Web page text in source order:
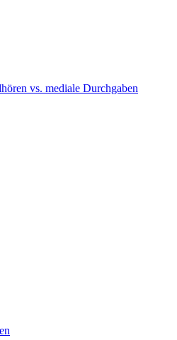
vs. mediale Durchgaben